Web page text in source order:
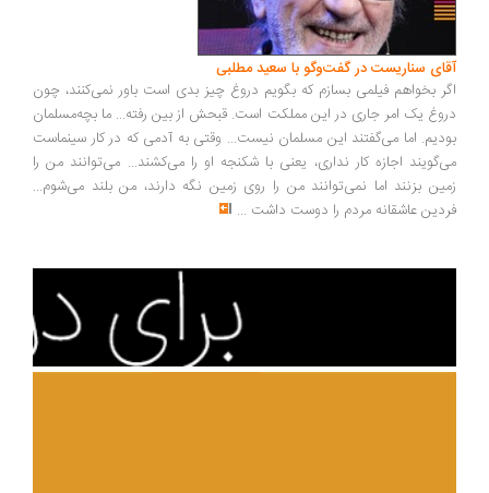
سناریست در گفت‌وگو با سعید مطلبی
بخواهم فیلمی بسازم که بگویم دروغ چیز بدی است باور نمی‌کنند، چون
یک امر جاری در این مملکت است. قبحش از بین رفته... ما بچه‌مسلمان
اما می‌گفتند این مسلمان نیست... وقتی به آدمی که در کار سینماست
اجازه کار نداری، یعنی با شکنجه او را می‌کشند... می‌توانند من را
بزنند اما نمی‌توانند من را روی زمین نگه دارند، من بلند می‌شوم...
عاشقانه مردم را دوست داشت ...